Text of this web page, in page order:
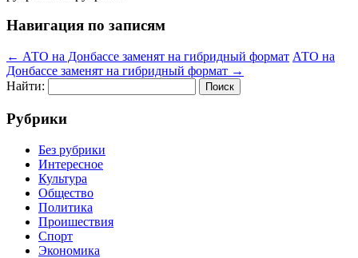
Навигация по записям
← АТО на Донбассе заменят на гибридный формат АТО на
Донбассе заменят на гибридный формат →
Найти:
Рубрики
Без рубрики
Интересное
Культура
Общество
Политика
Проишествия
Спорт
Экономика